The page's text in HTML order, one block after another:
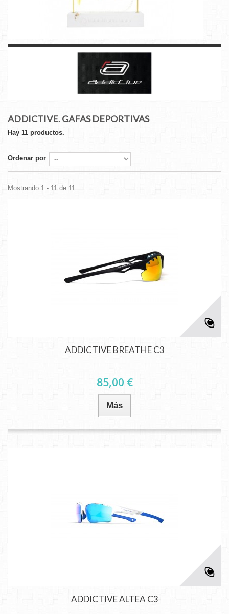
ADDICTIVE. GAFAS DEPORTIVAS
Hay 11 productos.
Ordenar por
Mostrando 1 - 11 de 11
ADDICTIVE BREATHE C3
85,00 €
Más
ADDICTIVE ALTEA C3